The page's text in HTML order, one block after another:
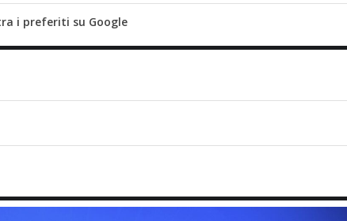
i preferiti su Google